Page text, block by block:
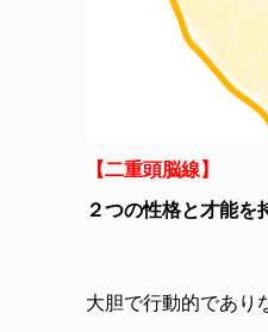
【二重頭脳線】
２つの性格と才能を
大胆で行動的であり